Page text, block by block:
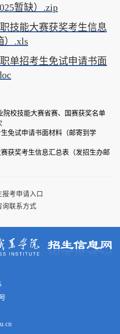
暂缺）.zip
技能大赛获奖考生信息
）.xls
单招考生免试申请书面
院校技能大赛省赛、国赛获奖名单
免试申请书面材料（邮寄到学
获奖考生信息汇总表（发招生办邮
报考申请入口
询联系方式